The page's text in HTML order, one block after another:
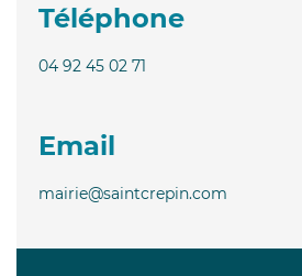
Téléphone
04 92 45 02 71
Email
mairie@saintcrepin.com